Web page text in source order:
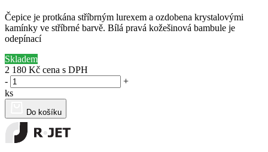
Čepice je protkána stříbrným lurexem a ozdobena krystalovými
kamínky ve stříbrné barvě. Bílá pravá kožešinová bambule je
odepínací
Skladem
2 180 Kč cena s DPH
-
+
ks
Do košíku